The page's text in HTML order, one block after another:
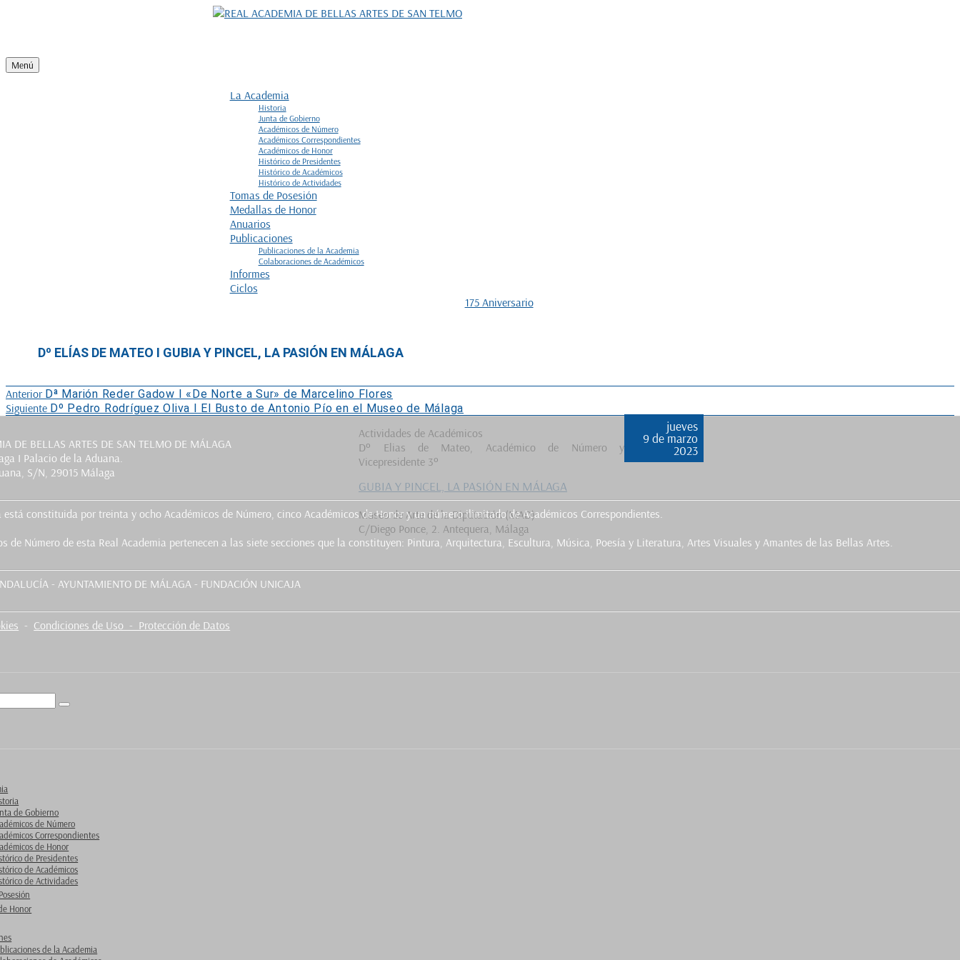
Menú
La Academia
Historia
Junta de Gobierno
Académicos de Número
Académicos Correspondientes
Académicos de Honor
Histórico de Presidentes
Histórico de Académicos
Histórico de Actividades
Tomas de Posesión
Medallas de Honor
Anuarios
Publicaciones
Publicaciones de la Academia
Colaboraciones de Académicos
Informes
Ciclos
175 Aniversario
Dº ELÍAS DE MATEO I GUBIA Y PINCEL, LA PASIÓN EN MÁLAGA
jueves
9 de marzo
2023
Actividades de Académicos
Dº Elias de Mateo, Académico de Número y
Vicepresidente 3º
GUBIA Y PINCEL, LA PASIÓN EN MÁLAGA
Museo de Arte de la Diputación (MAD)
C/Diego Ponce, 2. Antequera, Málaga
Navegación
de
entradas
Anterior Entrada
anterior:
Dª Marión Reder Gadow I «De Norte a Sur» de Marcelino Flores
Siguiente Entrada
Dº Pedro Rodríguez Oliva I El Busto de Antonio Pío en el Museo de Málaga
DE BELLAS ARTES DE SAN TELMO DE MÁLAGA
I Palacio de la Aduana.
S/N, 29015 Málaga
está constituida por treinta y ocho Académicos de Número, cinco Académicos de Honor y un número ilimitado de Académicos Correspondientes.
de Número de esta Real Academia pertenecen a las siete secciones que la constituyen: Pintura, Arquitectura, Escultura, Música, Poesía y Literatura, Artes Visuales y Amantes de las Bellas Artes.
- Condiciones de Uso - Protección de Datos
Buscar
de Gobierno
de Número
Correspondientes
de Honor
de Presidentes
de Académicos
de Actividades
Honor
de la Academia